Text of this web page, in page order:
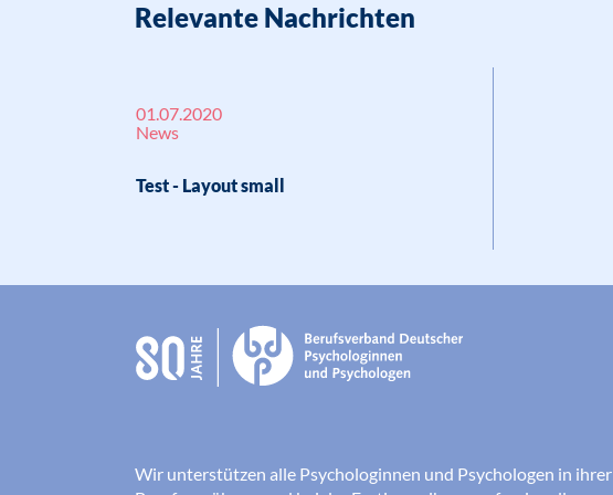
Relevante Nachrichten
01.07.2020
News
Test - Layout small
Wir unterstützen alle Psychologinnen und Psychologen in ihrer